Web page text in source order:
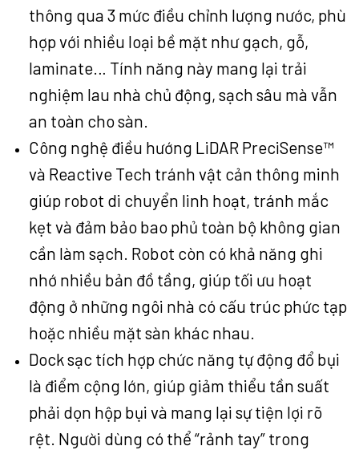
thông qua 3 mức điều chỉnh lượng nước, phù
hợp với nhiều loại bề mặt như gạch, gỗ,
laminate… Tính năng này mang lại trải
nghiệm lau nhà chủ động, sạch sâu mà vẫn
an toàn cho sàn.
Công nghệ điều hướng LiDAR PreciSense™
và Reactive Tech tránh vật cản thông minh
giúp robot di chuyển linh hoạt, tránh mắc
kẹt và đảm bảo bao phủ toàn bộ không gian
cần làm sạch. Robot còn có khả năng ghi
nhớ nhiều bản đồ tầng, giúp tối ưu hoạt
động ở những ngôi nhà có cấu trúc phức tạp
hoặc nhiều mặt sàn khác nhau.
Dock sạc tích hợp chức năng tự động đổ bụi
là điểm cộng lớn, giúp giảm thiểu tần suất
phải dọn hộp bụi và mang lại sự tiện lợi rõ
rệt. Người dùng có thể “rảnh tay” trong